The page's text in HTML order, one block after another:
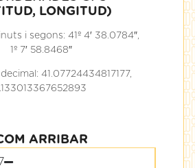
LONGITUD)
i segons: 41º 4′ 38.0784″,
1º 7′ 58.8468″
41.07724434817177,
ARRIBAR